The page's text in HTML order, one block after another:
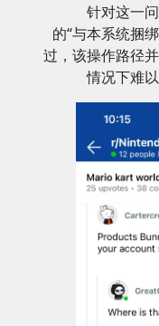
针对这一
的“与本系统捆
过，该操作路径
情况下难